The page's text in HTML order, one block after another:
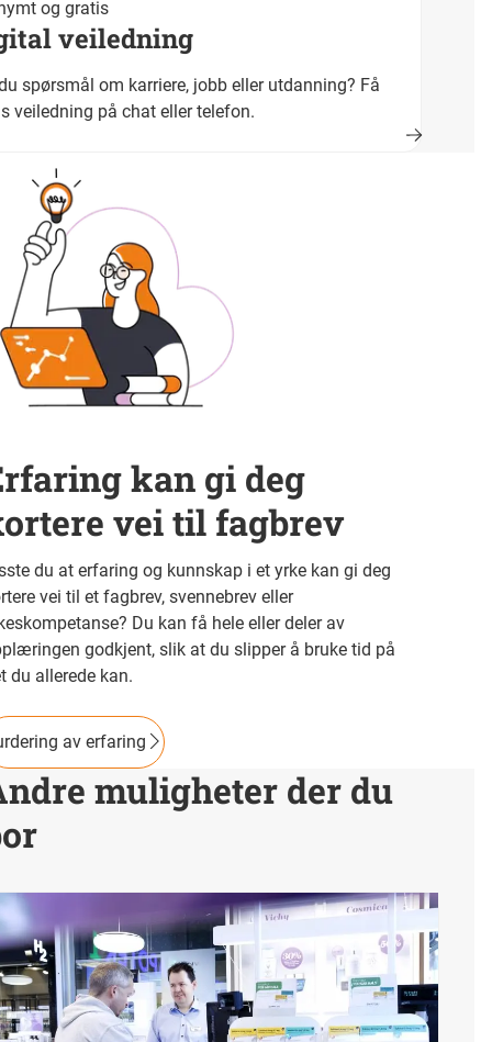
og gratis
veiledning
spørsmål om karriere, jobb eller utdanning? Få
veiledning på chat eller telefon.
kan gi deg
vei til fagbrev
du at erfaring og kunnskap i et yrke kan gi deg
vei til et fagbrev, svennebrev eller
Du kan få hele eller deler av
godkjent, slik at du slipper å bruke tid på
du allerede kan.
av erfaring
muligheter der du